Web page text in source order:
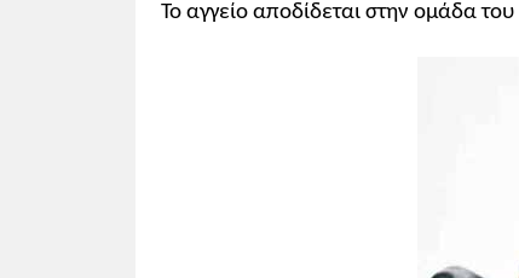
Το αγγείο αποδίδεται στην ομάδα